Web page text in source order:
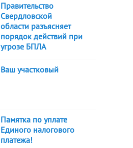
Правительство
Свердловской
области разъясняет
порядок действий при
угрозе БПЛА
Ваш участковый
Памятка по уплате
Единого налогового
платежа!